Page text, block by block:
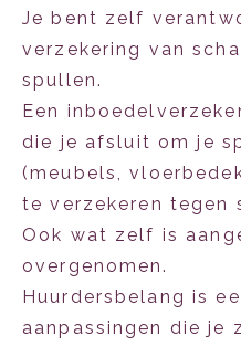
Je bent zelf
verzekering van
spullen.
Een
die je afsluit om je
(meubels,
te verzekeren tegen
Ook wat zelf is
overgenomen.
Huurdersbelang is
aanpassingen die je